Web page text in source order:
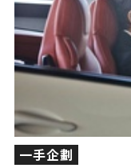
一手企劃